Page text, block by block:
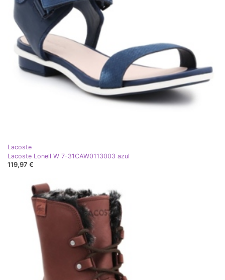
Lacoste
Lacoste Lonell W 7-31CAW0113003 azul
119,97 €